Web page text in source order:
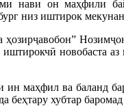
нави он маҳфили
низ иштирок
новобаста
маҳфил ва баланд
беҳтару хубтар